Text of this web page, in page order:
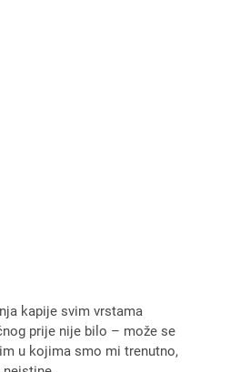
kapije svim vrstama
prije nije bilo – može se
u kojima smo mi trenutno,